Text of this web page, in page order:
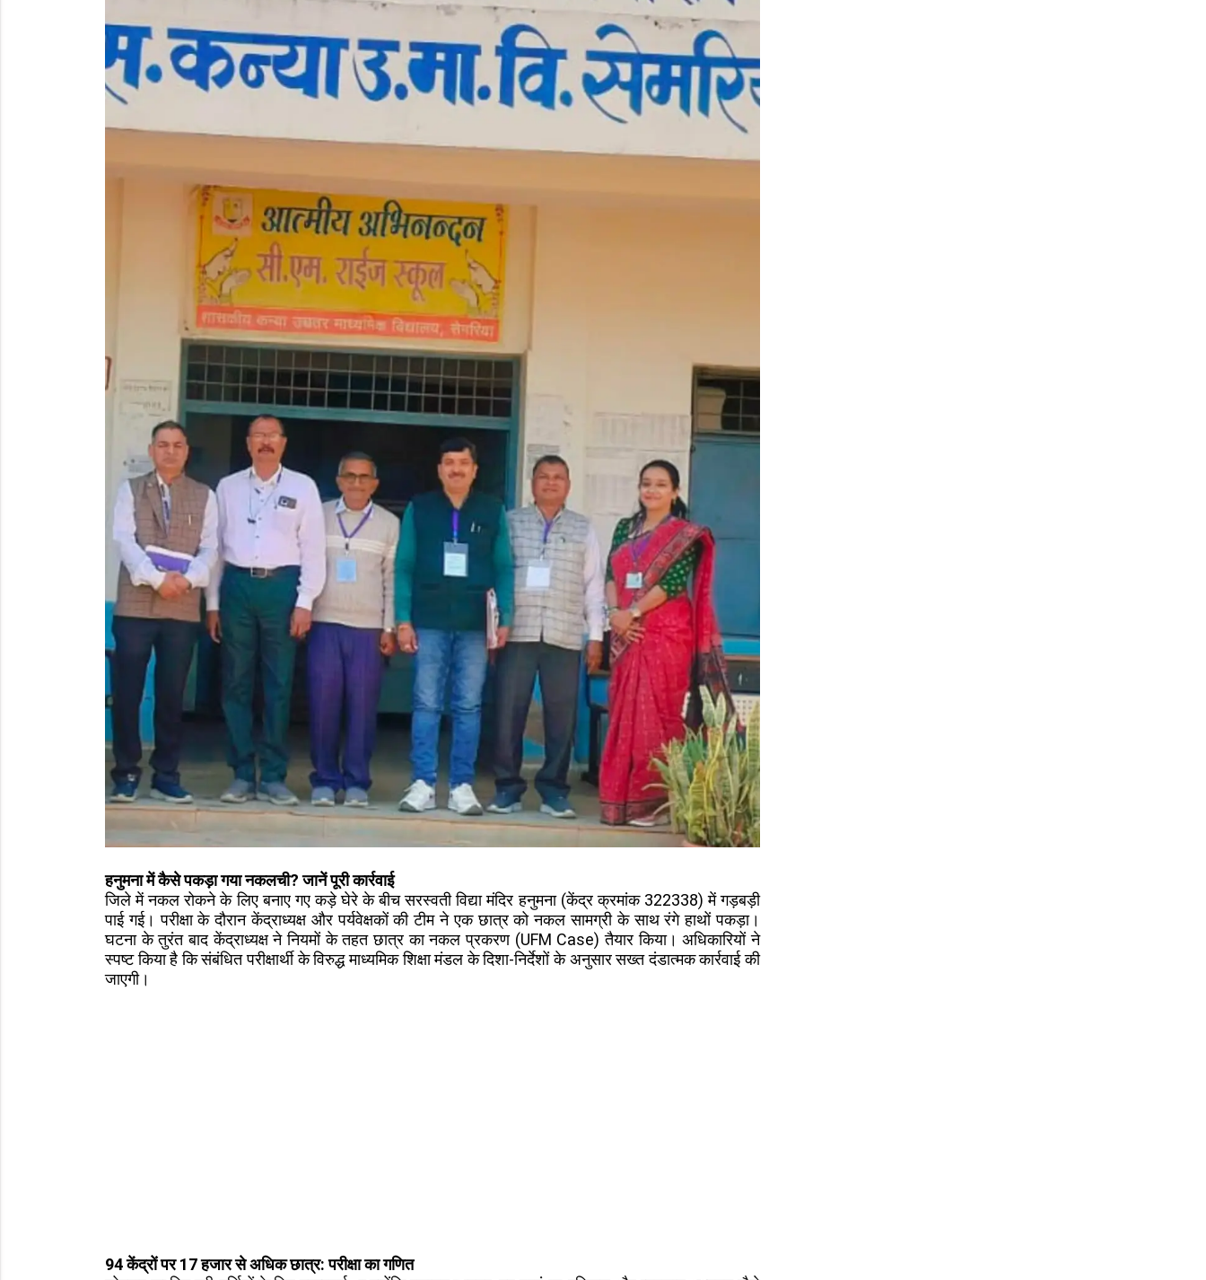
हनुमना में कैसे पकड़ा गया नकलची? जानें पूरी कार्रवाई
जिले में नकल रोकने के लिए बनाए गए कड़े घेरे के बीच सरस्वती विद्या मंदिर हनुमना (केंद्र क्रमांक 322338) में गड़बड़ी
पाई गई। परीक्षा के दौरान केंद्राध्यक्ष और पर्यवेक्षकों की टीम ने एक छात्र को नकल सामग्री के साथ रंगे हाथों पकड़ा।
घटना के तुरंत बाद केंद्राध्यक्ष ने नियमों के तहत छात्र का नकल प्रकरण (UFM Case) तैयार किया। अधिकारियों ने
स्पष्ट किया है कि संबंधित परीक्षार्थी के विरुद्ध माध्यमिक शिक्षा मंडल के दिशा-निर्देशों के अनुसार सख्त दंडात्मक कार्रवाई की
जाएगी।
94 केंद्रों पर 17 हजार से अधिक छात्र: परीक्षा का गणित